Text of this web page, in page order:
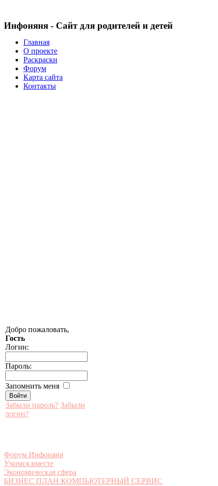
Инфоняня - Сайт для родителей и детей
Главная
О проекте
Раскраски
Форум
Карта сайта
Контакты
Добро пожаловать,
Гость
Логин:
Пароль:
Запомнить меня
Забыли пароль? Забыли
логин?
Форум Инфоняня
Учимся вместе
Экономическая сфера
БИЗНЕС ПЛАН КОМПЬЮТЕРНЫЙ СЕРВИС